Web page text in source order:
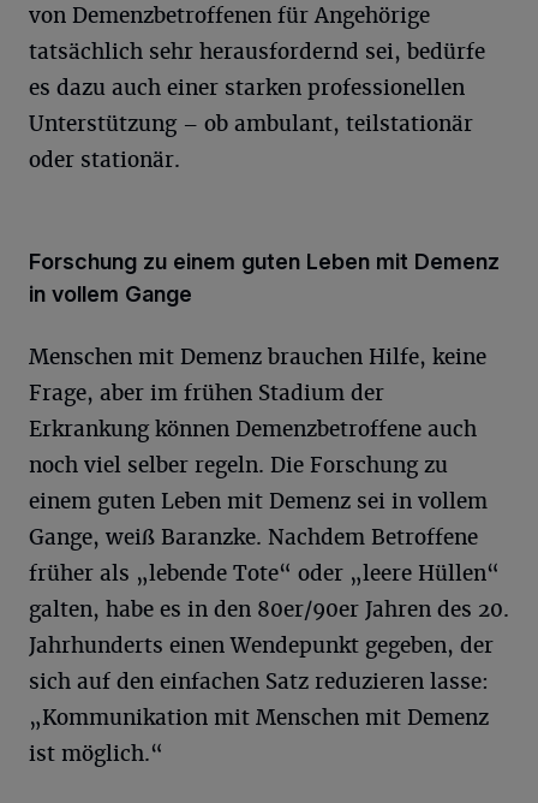
von Demenzbetroffenen für Angehörige
tatsächlich sehr herausfordernd sei, bedürfe
es dazu auch einer starken professionellen
Unterstützung – ob ambulant, teilstationär
oder stationär.
Forschung zu einem guten Leben mit Demenz
in vollem Gange
Menschen mit Demenz brauchen Hilfe, keine
Frage, aber im frühen Stadium der
Erkrankung können Demenzbetroffene auch
noch viel selber regeln. Die Forschung zu
einem guten Leben mit Demenz sei in vollem
Gange, weiß Baranzke. Nachdem Betroffene
früher als „lebende Tote“ oder „leere Hüllen“
galten, habe es in den 80er/90er Jahren des 20.
Jahrhunderts einen Wendepunkt gegeben, der
sich auf den einfachen Satz reduzieren lasse:
„Kommunikation mit Menschen mit Demenz
ist möglich.“